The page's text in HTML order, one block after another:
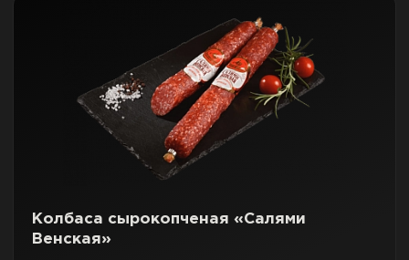
Колбаса сырокопченая «Салями
Венская»